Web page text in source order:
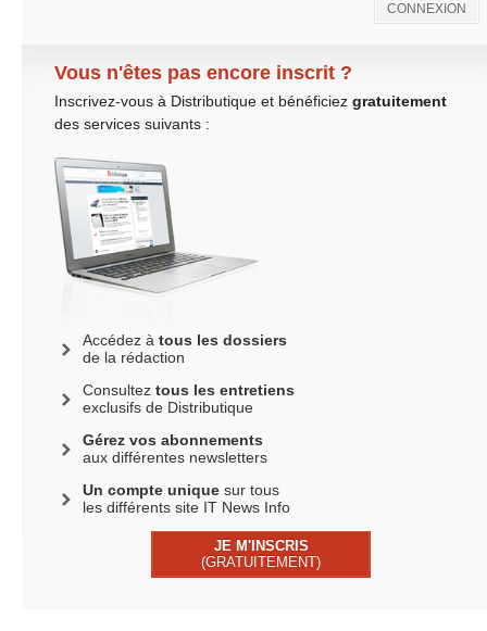
CONNEXION
Vous n'êtes pas encore inscrit ?
Inscrivez-vous à Distributique et bénéficiez gratuitement
des services suivants :
Accédez à tous les dossiers
de la rédaction
Consultez tous les entretiens
exclusifs de Distributique
Gérez vos abonnements
aux différentes newsletters
Un compte unique sur tous
les différents site IT News Info
JE M'INSCRIS
(GRATUITEMENT)